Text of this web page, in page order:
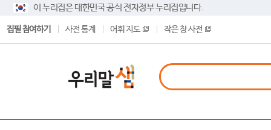
이 누리집은 대한민국 공식 전자정부 누리집입니다.
집필 참여하기 사전 통계 어휘 지도 작은 창 사전